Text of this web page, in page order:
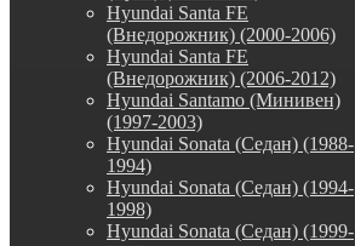
Hyundai Santa FE
(Внедорожник) (2000-2006)
Hyundai Santa FE
(Внедорожник) (2006-2012)
Hyundai Santamo (Минивен)
(1997-2003)
Hyundai Sonata (Седан) (1988-
1994)
Hyundai Sonata (Седан) (1994-
1998)
Hyundai Sonata (Седан) (1999-